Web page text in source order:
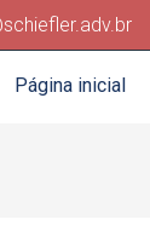
Página inicial